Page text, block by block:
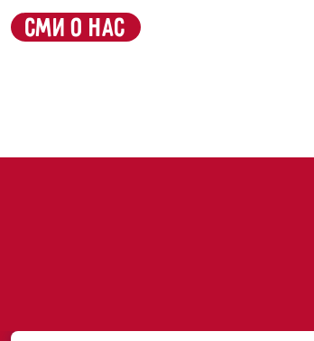
сми о нас